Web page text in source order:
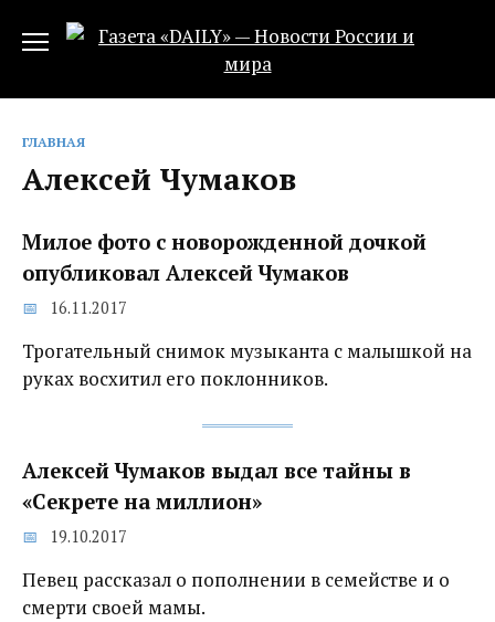
ГЛАВНАЯ
Алексей Чумаков
Милое фото с новорожденной дочкой
опубликовал Алексей Чумаков
16.11.2017
Трогательный снимок музыканта с малышкой на
руках восхитил его поклонников.
Алексей Чумаков выдал все тайны в
«Секрете на миллион»
19.10.2017
Певец рассказал о пополнении в семействе и о
смерти своей мамы.